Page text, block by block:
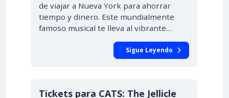
de viajar a Nueva York para ahorrar
tiempo y dinero. Este mundialmente
famoso musical te lleva al vibrante…
Sigue Leyendo
Tickets para CATS: The Jellicle